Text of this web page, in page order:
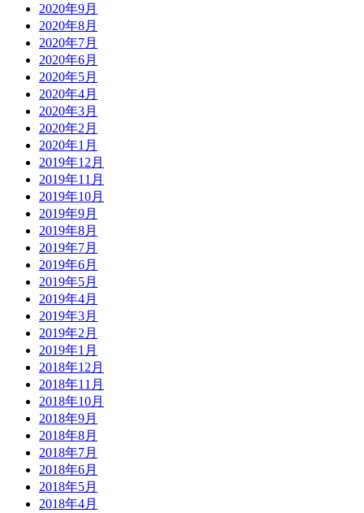
2020年9月
2020年8月
2020年7月
2020年6月
2020年5月
2020年4月
2020年3月
2020年2月
2020年1月
2019年12月
2019年11月
2019年10月
2019年9月
2019年8月
2019年7月
2019年6月
2019年5月
2019年4月
2019年3月
2019年2月
2019年1月
2018年12月
2018年11月
2018年10月
2018年9月
2018年8月
2018年7月
2018年6月
2018年5月
2018年4月